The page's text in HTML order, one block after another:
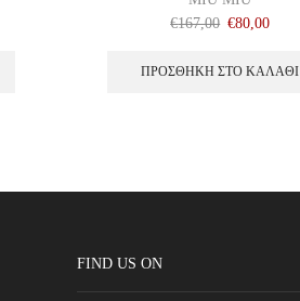
€167,00 €80,00
ΠΡΟΣΘΉΚΗ ΣΤΟ ΚΑΛΆΘΙ
FIND US ON